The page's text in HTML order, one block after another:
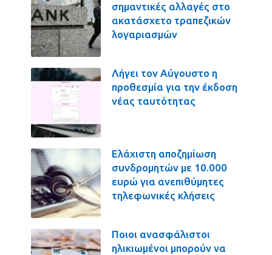
σημαντικές αλλαγές στο
ακατάσχετο τραπεζικών
λογαριασμών
Λήγει τον Αύγουστο η
προθεσμία για την έκδοση
νέας ταυτότητας
Ελάχιστη αποζημίωση
συνδρομητών με 10.000
ευρώ για ανεπιθύμητες
τηλεφωνικές κλήσεις
Ποιοι ανασφάλιστοι
ηλικιωμένοι μπορούν να